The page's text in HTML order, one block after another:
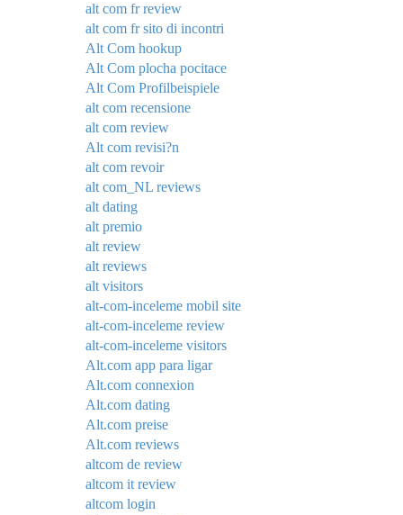
alt com fr review
alt com fr sito di incontri
Alt Com hookup
Alt Com plocha pocitace
Alt Com Profilbeispiele
alt com recensione
alt com review
Alt com revisi?n
alt com revoir
alt com_NL reviews
alt dating
alt premio
alt review
alt reviews
alt visitors
alt-com-inceleme mobil site
alt-com-inceleme review
alt-com-inceleme visitors
Alt.com app para ligar
Alt.com connexion
Alt.com dating
Alt.com preise
Alt.com reviews
altcom de review
altcom it review
altcom login